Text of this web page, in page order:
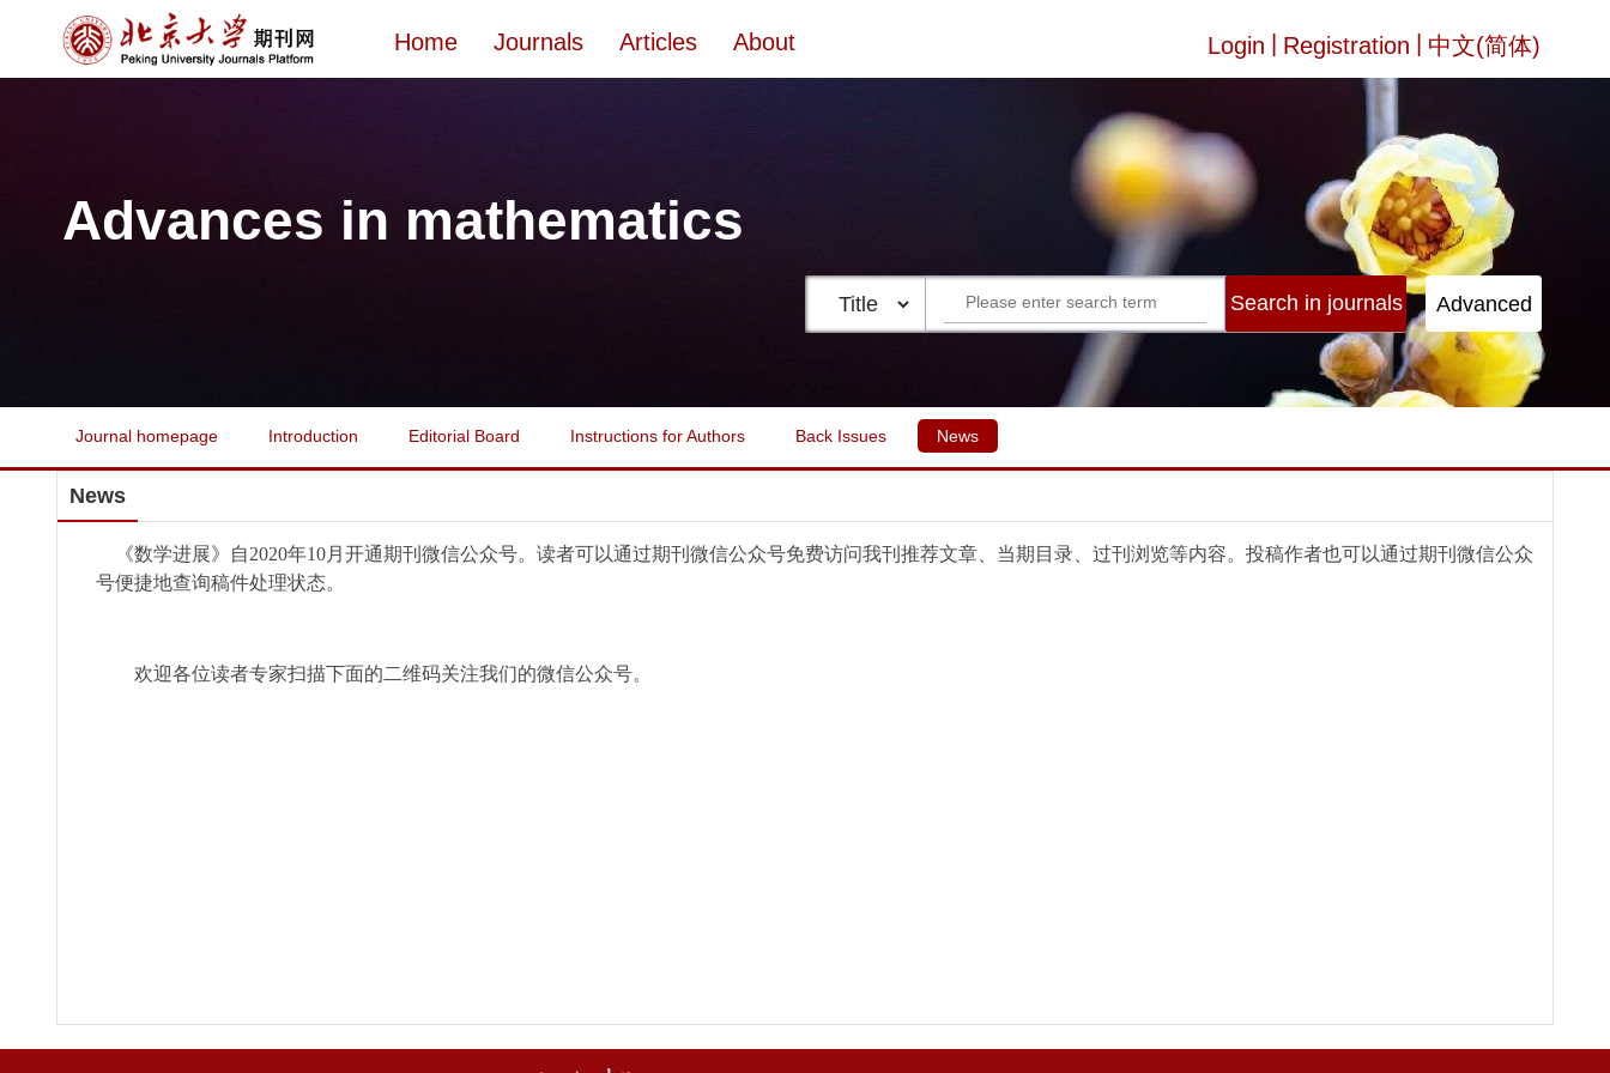
Login Registration 中文(简体)
Home Journals Articles About
Advances in mathematics
Journal homepage Introduction Editorial Board Instructions for Authors Back Issues News
News
《数学进展》自2020年10月开通期刊微信公众号。读者可以通过期刊微信公众号免费访问我刊推荐文章、当期目录、过刊浏览等内容。投稿作者也可以通过期刊微信公众
号便捷地查询稿件处理状态。
欢迎各位读者专家扫描下面的二维码关注我们的微信公众号。